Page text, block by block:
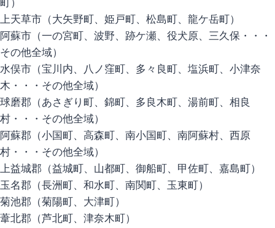
町）
上天草市（大矢野町、姫戸町、松島町、龍ケ岳町）
阿蘇市（一の宮町、波野、跡ケ瀬、役犬原、三久保・・・
その他全域）
水俣市（宝川内、八ノ窪町、多々良町、塩浜町、小津奈
木・・・その他全域）
球磨郡（あさぎり町、錦町、多良木町、湯前町、相良
村・・・その他全域）
阿蘇郡（小国町、高森町、南小国町、南阿蘇村、西原
村・・・その他全域）
上益城郡（益城町、山都町、御船町、甲佐町、嘉島町）
玉名郡（長洲町、和水町、南関町、玉東町）
菊池郡（菊陽町、大津町）
葦北郡（芦北町、津奈木町）